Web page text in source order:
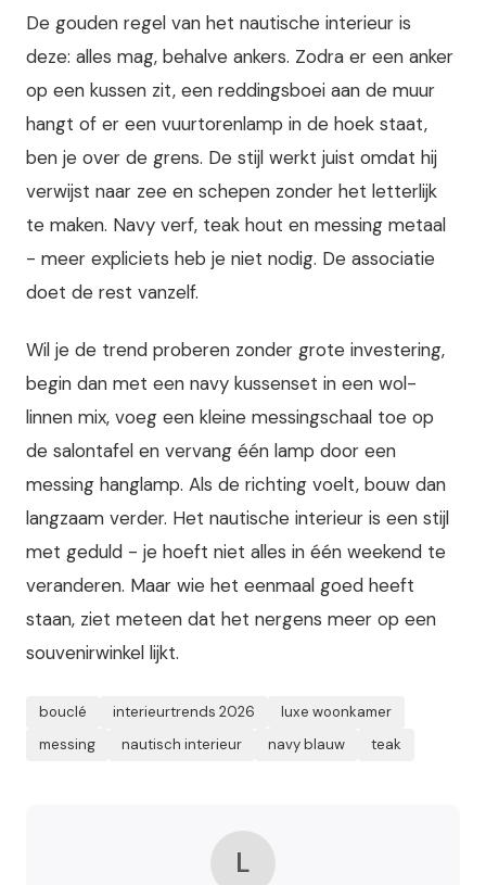
De gouden regel van het nautische interieur is
deze: alles mag, behalve ankers. Zodra er een anker
op een kussen zit, een reddingsboei aan de muur
hangt of er een vuurtorenlamp in de hoek staat,
ben je over de grens. De stijl werkt juist omdat hij
verwijst naar zee en schepen zonder het letterlijk
te maken. Navy verf, teak hout en messing metaal
- meer expliciets heb je niet nodig. De associatie
doet de rest vanzelf.
Wil je de trend proberen zonder grote investering,
begin dan met een navy kussenset in een wol-
linnen mix, voeg een kleine messingschaal toe op
de salontafel en vervang één lamp door een
messing hanglamp. Als de richting voelt, bouw dan
langzaam verder. Het nautische interieur is een stijl
met geduld - je hoeft niet alles in één weekend te
veranderen. Maar wie het eenmaal goed heeft
staan, ziet meteen dat het nergens meer op een
souvenirwinkel lijkt.
bouclé interieurtrends 2026
luxe woonkamer
messing
nautisch interieur navy blauw teak
L